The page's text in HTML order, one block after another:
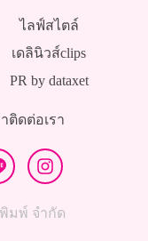
ไลฟ์สไตล์
เดลินิวส์clips
PR by dataxet
ติดต่อเรา
มพ์ จำกัด